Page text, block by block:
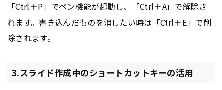
「Ctrl＋P」でペン機能が起動し、「Ctrl＋A」で解除さ
れます。書き込んだものを消したい時は「Ctrl＋E」で削
除されます。
3.スライド作成中のショートカットキーの活用